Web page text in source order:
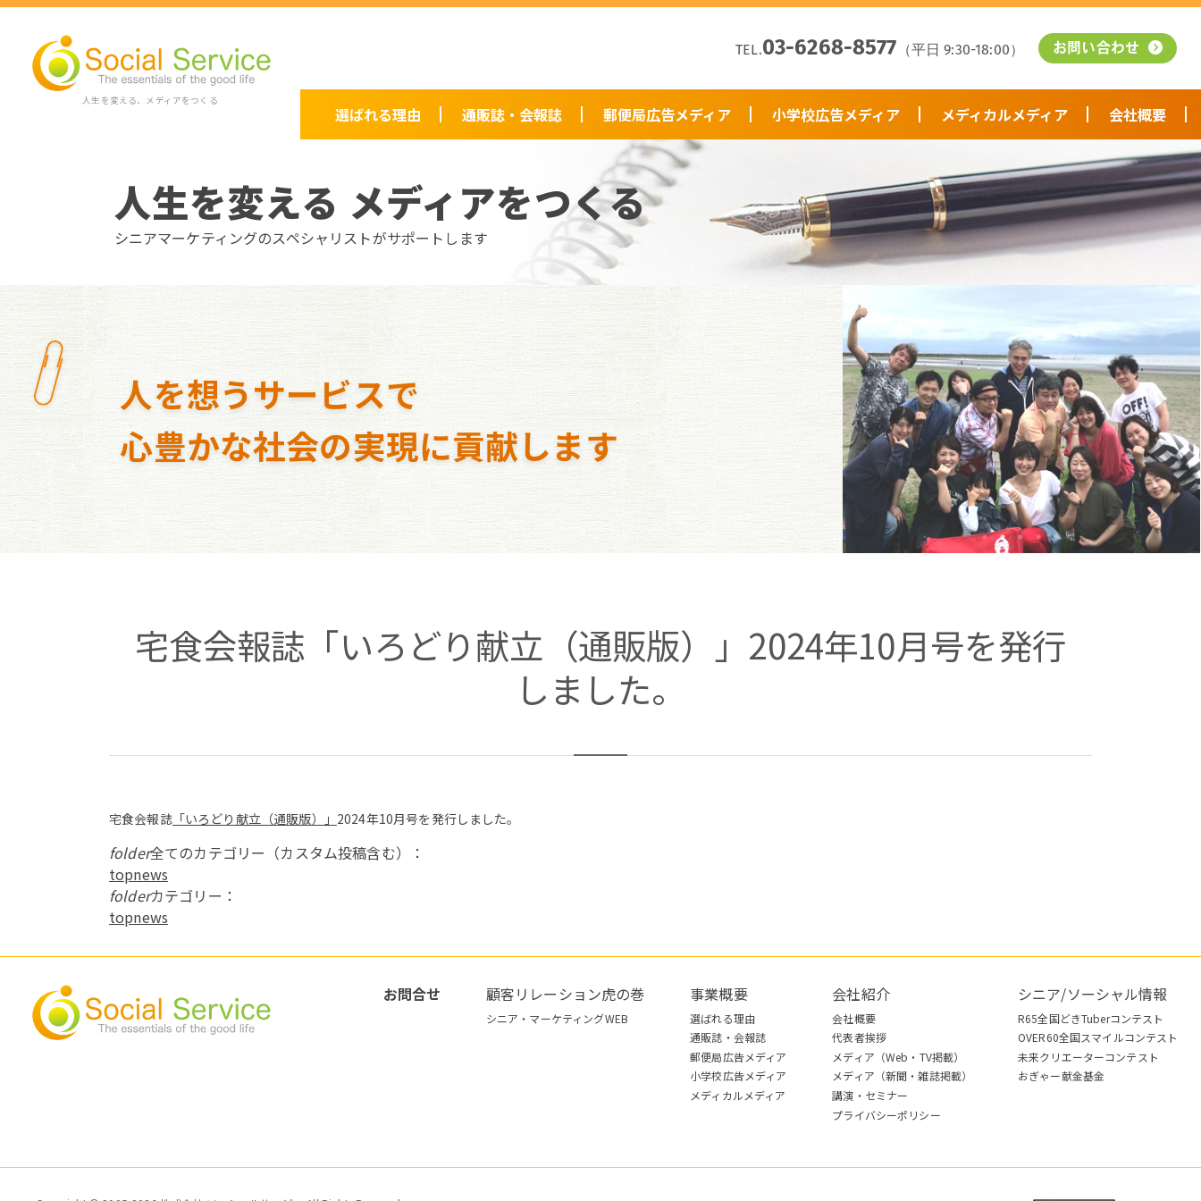
人生を変える、メディアをつくる
TEL.03-6268-8577 （平日 9:30-18:00） お問い合わせ
選ばれる理由 通販誌・会報誌 郵便局広告メディア 小学校広告メディア メディカルメディア 会社概要
人生を変える メディアをつくる
シニアマーケティングのスペシャリストがサポートします
人を想うサービスで
心豊かな社会の実現に貢献します
宅食会報誌「いろどり献立（通販版）」2024年10月号を発行
しました。
宅食会報誌「いろどり献立（通販版）」 2024年10月号を発行しました。
folder全てのカテゴリー（カスタム投稿含む）：
topnews
folderカテゴリー：
topnews
お問合せ 顧客リレーション虎の巻
シニア・マーケティングWEB
事業概要
選ばれる理由
通販誌・会報誌
郵便局広告メディア
小学校広告メディア
メディカルメディア
会社紹介
会社概要
代表者挨拶
メディア（Web・TV掲載）
メディア（新聞・雑誌掲載）
講演・セミナー
プライバシーポリシー
シニア/ソーシャル情報
R65全国どきTuberコンテスト
OVER60全国スマイルコンテスト
未来クリエーターコンテスト
おぎゃー献金基金